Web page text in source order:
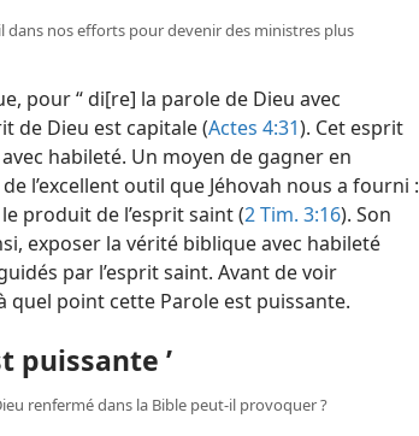
dans nos efforts pour devenir des ministres plus
pour “ di[re] la parole de Dieu avec
de Dieu est capitale (Actes 4:31). Cet esprit
habileté. Un moyen de gagner en
l’excellent outil que Jéhovah nous a fourni :
produit de l’esprit saint (2 Tim. 3:16). Son
exposer la vérité biblique avec habileté
par l’esprit saint. Avant de voir
quel point cette Parole est puissante.
puissante ’
renfermé dans la Bible peut-il provoquer ?